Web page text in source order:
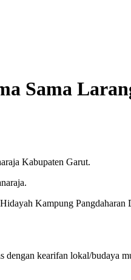
Sama
Kabupaten Garut.
Kampung Pangdaharan
dengan kearifan lokal/budaya